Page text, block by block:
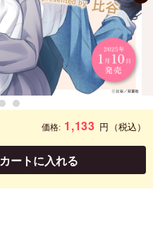
価格: 1,133 円 （税込）
カートに入れる